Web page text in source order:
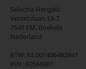
Selectra Hengelo
Verzetslaan 13-7
7548 EM, Boekelo
Nederland
BTW: NL001406482B41
KVK: 60566981